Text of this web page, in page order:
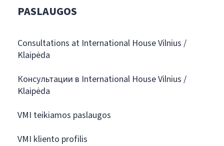
PASLAUGOS
Consultations at International House Vilnius /
Klaipėda
Консультации в International House Vilnius /
Klaipėda
VMI teikiamos paslaugos
VMI kliento profilis